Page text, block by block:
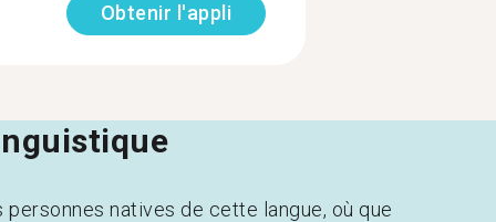
Obtenir l'appli
natives de cette langue, où que